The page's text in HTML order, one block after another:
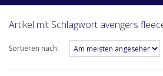
Artikel mit Schlagwort avengers
Sortieren nach: